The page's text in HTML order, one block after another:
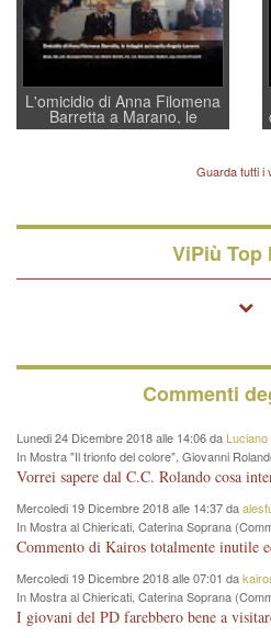
L'omicidio di Anna Filomena
Barretta a Marano, le
indagini dei carabinieri di
Lavarra: più avvincenti di
quelle di... Barbara D'UrsoGuarda tutti i
ViPiù Top
Commenti
Lunedi 24 Dicembre 2018 alle 14:06 da
In Mostra "Il trionfo del colore", Giovanni
Mercoledi 19 Dicembre 2018 alle 14:37 da
In Mostra al Chiericati, Caterina Soprana
del Pd: "realizzata a costo zero per il Comune"
Mercoledi 19 Dicembre 2018 alle 07:01 da
In Mostra al Chiericati, Caterina Soprana
del Pd: "realizzata a costo zero per il Comune"
I giovani del PD farebbero bene a